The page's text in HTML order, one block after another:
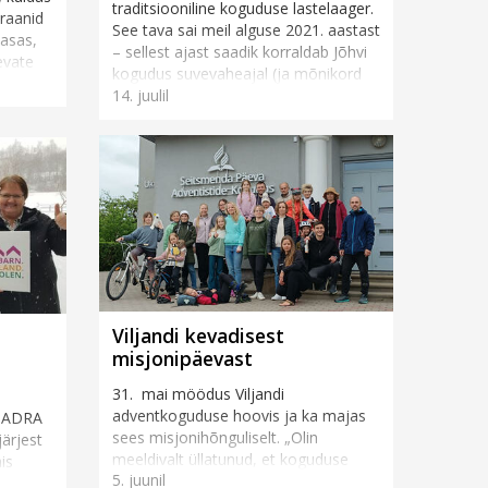
traditsiooniline koguduse lastelaager.
See tava sai meil alguse 2021. aastast
– sellest ajast saadik korraldab Jõhvi
kogudus suvevaheajal (ja mõnikord
ka muul vahea...
14. juulil
Viljandi kevadisest
misjonipäevast
31. mai möödus Viljandi
adventkoguduse hoovis ja ka majas
sees misjonihõnguliselt. „Olin
meeldivalt üllatunud, et koguduse
rahvas ja ka inimesed tänavalt tõid
5. juunil